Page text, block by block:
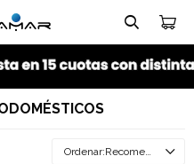
Recomendados